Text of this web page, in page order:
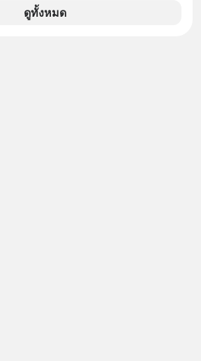
สร้างความเจ็บปวดทรมานอย่างรุนแรง
แต่ยืนยันว่า โจ ไบเดน พ่อของเขายังใจ
ทำธุรกิจที่อยู่ในตลาดใหญ่ ๆ ที่ต้องมี
ดูทั้งหมด